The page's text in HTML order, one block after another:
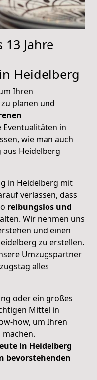
Jahre
Heidelberg
Ihren
planen und
Eventualitäten in
wie man auch
Heidelberg
in Heidelberg mit
verlassen, dass
reibungslos und
Wir nehmen uns
und einen
zu erstellen.
Umzugspartner
alles
oder ein großes
Mittel in
how, um Ihren
in Heidelberg
bevorstehenden